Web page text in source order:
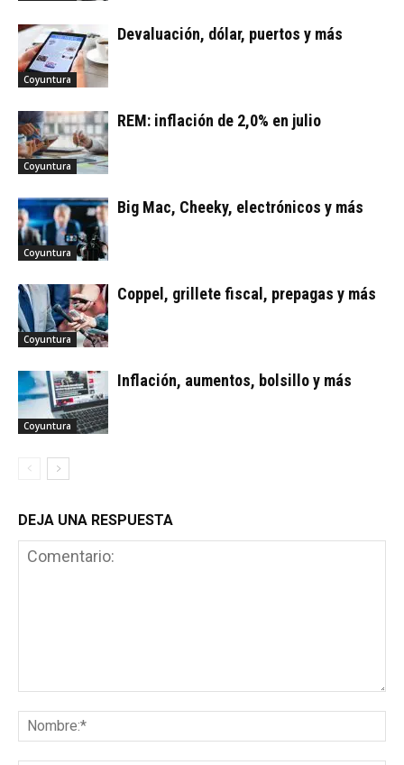
Coyuntura
Devaluación, dólar, puertos y más
Coyuntura
REM: inflación de 2,0% en julio
Coyuntura
Big Mac, Cheeky, electrónicos y más
Coyuntura
Coppel, grillete fiscal, prepagas y más
Coyuntura
Inflación, aumentos, bolsillo y más
DEJA UNA RESPUESTA